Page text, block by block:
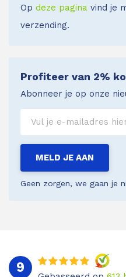
Op deze pagina vind je
verzending.
Profiteer van 2%
Abonneer je op onze
Geen zorgen, we gaan je
MELD JE AAN
9